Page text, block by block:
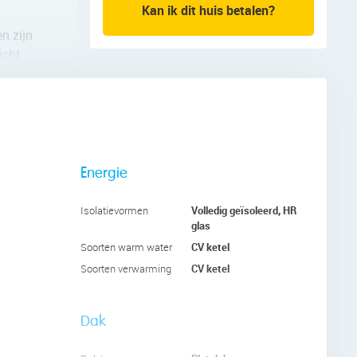
zijn
is
Kan ik dit huis betalen?
Energie
Isolatievormen
Volledig geïsoleerd, HR
glas
Soorten warm water CV ketel
Soorten verwarming CV ketel
Dak